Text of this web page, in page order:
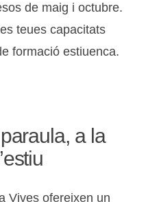
de maig i octubre.
teues capacitats
formació estiuenca.
a la
Vives ofereixen un